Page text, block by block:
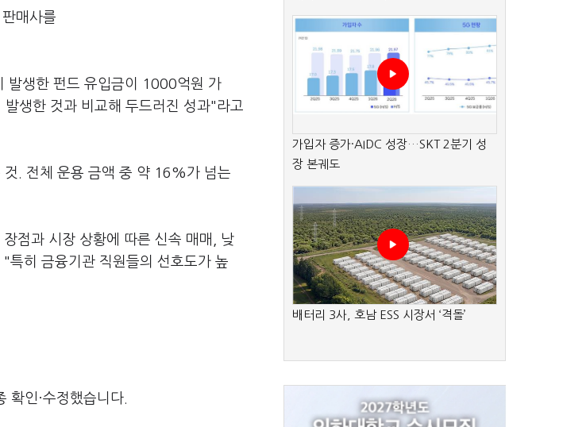
매사를
발생한 펀드 유입금이 1000억원 가
생한 것과 비교해 두드러진 성과"라고
. 전체 운용 금액 중 약 16%가 넘는
점과 시장 상황에 따른 신속 매매, 낮
특히 금융기관 직원들의 선호도가 높
확인·수정했습니다.
가입자 증가·AIDC 성장…SKT 2분기 성
장 본궤도
배터리 3사, 호남 ESS 시장서 ‘격돌’